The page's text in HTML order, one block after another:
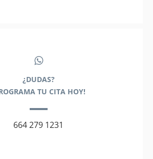
¿DUDAS?
TU CITA HOY!
664 279 1231